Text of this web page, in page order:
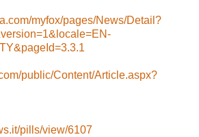
myfox/pages/News/Detail?
public/Content/Article.aspx?
pills/view/6107